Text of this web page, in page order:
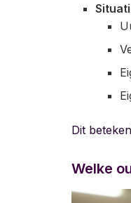
Dit
Welke